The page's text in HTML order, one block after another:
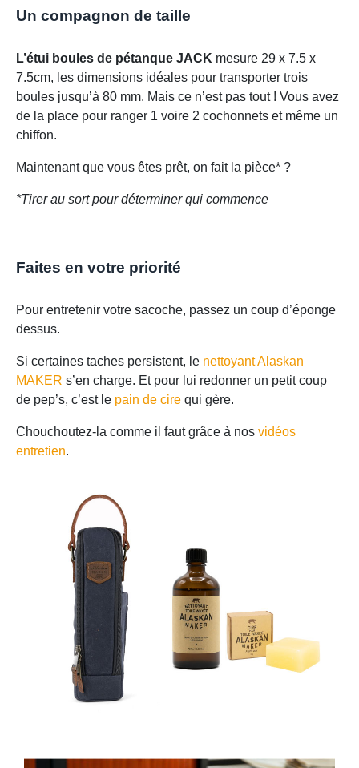
Un compagnon de taille
L’étui boules de pétanque JACK mesure 29 x 7.5 x
7.5cm, les dimensions idéales pour transporter trois
boules jusqu’à 80 mm. Mais ce n’est pas tout ! Vous avez
de la place pour ranger 1 voire 2 cochonnets et même un
chiffon.
Maintenant que vous êtes prêt, on fait la pièce* ?
*Tirer au sort pour déterminer qui commence
Faites en votre priorité
Pour entretenir votre sacoche, passez un coup d’éponge
dessus.
Si certaines taches persistent, le nettoyant Alaskan
MAKER s’en charge. Et pour lui redonner un petit coup
de pep’s, c’est le pain de cire qui gère.
Chouchoutez-la comme il faut grâce à nos vidéos
entretien.